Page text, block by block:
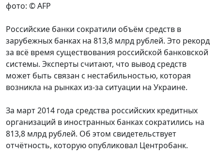
фото: © AFP
Российские банки сократили объём средств в
зарубежных банках на 813,8 млрд рублей. Это рекорд
за всё время существования российской банковской
системы. Эксперты считают, что вывод средств
может быть связан с нестабильностью, которая
возникла на рынках из-за ситуации на Украине.
За март 2014 года средства российских кредитных
организаций в иностранных банках сократились на
813,8 млрд рублей. Об этом свидетельствует
отчётность, которую опубликовал Центробанк.